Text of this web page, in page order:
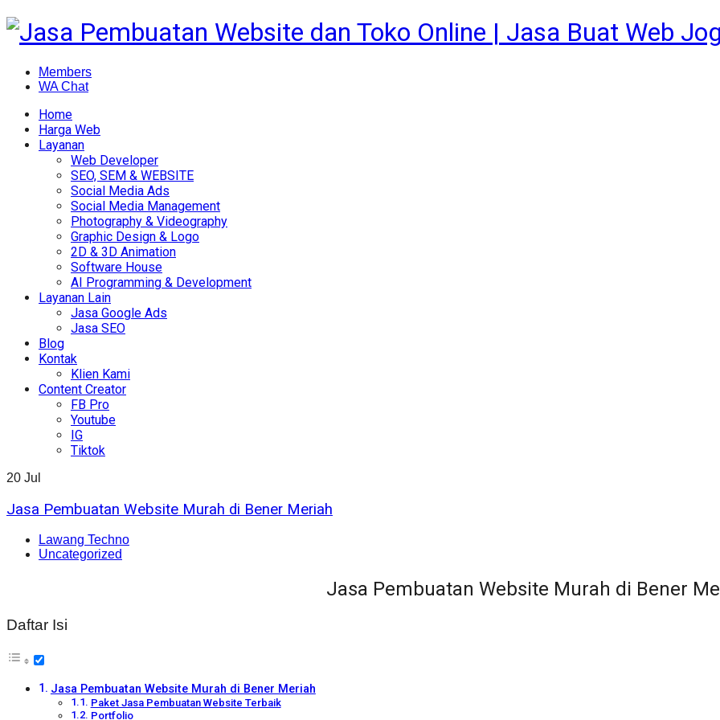
Members
WA Chat
Home
Harga Web
Layanan
Web Developer
SEO, SEM & WEBSITE
Social Media Ads
Social Media Management
Photography & Videography
Graphic Design & Logo
2D & 3D Animation
Software House
AI Programming & Development
Layanan Lain
Jasa Google Ads
Jasa SEO
Blog
Kontak
Klien Kami
Content Creator
FB Pro
Youtube
IG
Tiktok
20 Jul
Jasa Pembuatan Website Murah di Bener Meriah
Lawang Techno
Uncategorized
Jasa Pembuatan Website Murah di Bener
Daftar Isi
Jasa Pembuatan Website Murah di Bener Meriah
Paket Jasa Pembuatan Website Terbaik
Portfolio